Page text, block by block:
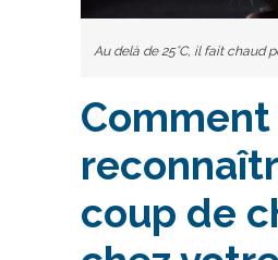
Au delà de 25°C, il fait chaud
Comment
coup de